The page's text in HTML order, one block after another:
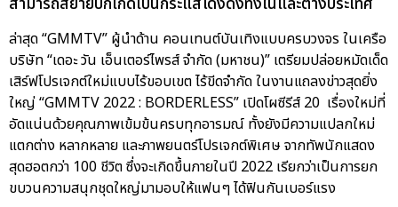
ล่าสุด “GMMTV” ผู้นำด้าน คอนเทนต์บันเทิงแบบครบวงจร ในเครือ
บริษัท “เดอะ วัน เอ็นเตอร์ไพรส์ จำกัด (มหาชน)” เตรียมปล่อยหมัดเด็ด
เสิร์ฟโปรเจกต์ใหม่แบบไร้ขอบเขต ไร้ขีดจำกัด ในงานแถลงข่าวสุดยิ่ง
ใหญ่ “GMMTV 2022 : BORDERLESS” เปิดโผซีรีส์ 20 เรื่องใหม่ที่
อัดแน่นด้วยคุณภาพเข้มข้นครบทุกอารมณ์ ทั้งยังมีความแปลกใหม่
แตกต่าง หลากหลาย และภาพยนตร์โปรเจกต์พิเศษ จากทัพนักแสดง
สุดฮอตกว่า 100 ชีวิต ซึ่งจะเกิดขึ้นภายในปี 2022 เรียกว่าเป็นการยก
ขบวนความสนุกชุดใหญ่มามอบให้แฟนๆ ได้ฟินกันเบอร์แรง